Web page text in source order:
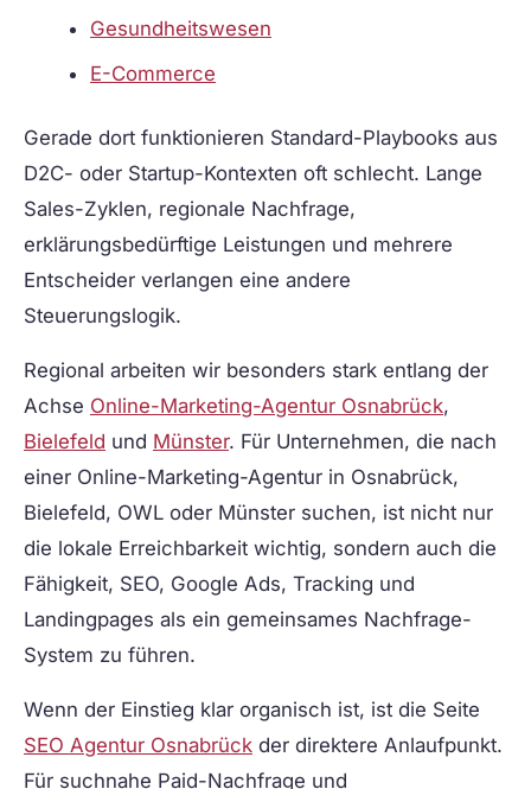
Gesundheitswesen
E-Commerce
Gerade dort funktionieren Standard-Playbooks aus
D2C- oder Startup-Kontexten oft schlecht. Lange
Sales-Zyklen, regionale Nachfrage,
erklärungsbedürftige Leistungen und mehrere
Entscheider verlangen eine andere
Steuerungslogik.
Regional arbeiten wir besonders stark entlang der
Achse Online-Marketing-Agentur Osnabrück,
Bielefeld und Münster. Für Unternehmen, die nach
einer Online-Marketing-Agentur in Osnabrück,
Bielefeld, OWL oder Münster suchen, ist nicht nur
die lokale Erreichbarkeit wichtig, sondern auch die
Fähigkeit, SEO, Google Ads, Tracking und
Landingpages als ein gemeinsames Nachfrage-
System zu führen.
Wenn der Einstieg klar organisch ist, ist die Seite
SEO Agentur Osnabrück der direktere Anlaufpunkt.
Für suchnahe Paid-Nachfrage und